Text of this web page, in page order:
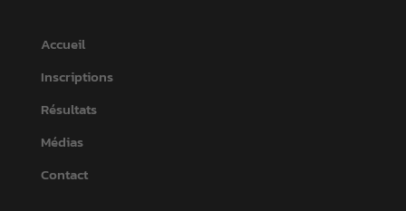
Accueil
Inscriptions
Résultats
Médias
Contact